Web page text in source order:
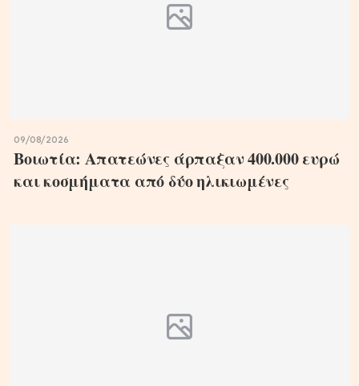
09/08/2026
Βοιωτία: Απατεώνες άρπαξαν 400.000 ευρώ
και κοσμήματα από δύο ηλικιωμένες